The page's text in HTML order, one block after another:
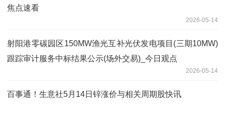
焦点速看
2026-05-14
射阳港零碳园区150MW渔光互补光伏发电项目(三期10MW)
跟踪审计服务中标结果公示(场外交易)_今日观点
2026-05-14
百事通！生意社5月14日锌涨价与相关周期股快讯